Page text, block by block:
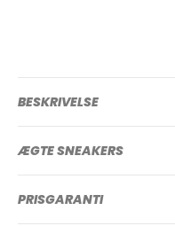
BESKRIVELSE
ÆGTE SNEAKERS
PRISGARANTI